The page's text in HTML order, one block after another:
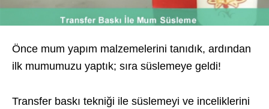
Önce mum yapım malzemelerini tanıdık, ardından
ilk mumumuzu yaptık; sıra süslemeye geldi!
Transfer baskı tekniği ile süslemeyi ve inceliklerini